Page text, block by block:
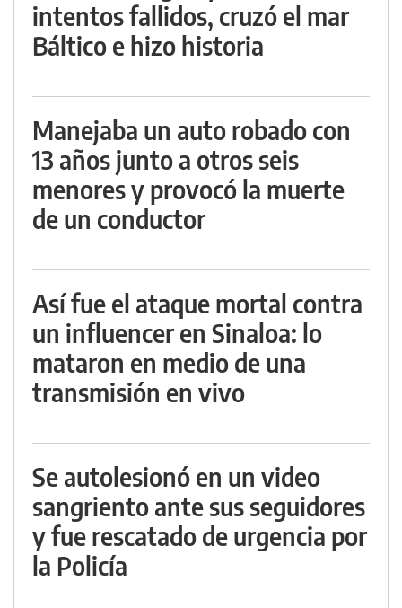
intentos fallidos, cruzó el mar
Báltico e hizo historia
Manejaba un auto robado con
13 años junto a otros seis
menores y provocó la muerte
de un conductor
Así fue el ataque mortal contra
un influencer en Sinaloa: lo
mataron en medio de una
transmisión en vivo
Se autolesionó en un video
sangriento ante sus seguidores
y fue rescatado de urgencia por
la Policía